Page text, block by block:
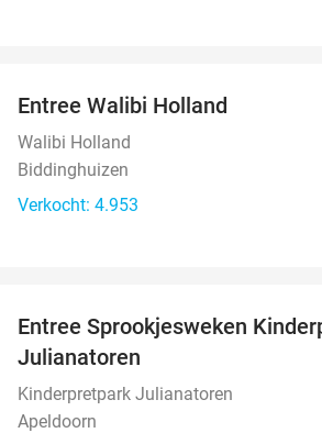
Entree Walibi Holland
Walibi Holland
Biddinghuizen
Verkocht: 4.953
Entree Sprookjesweken
Julianatoren
Kinderpretpark Julianatoren
Apeldoorn